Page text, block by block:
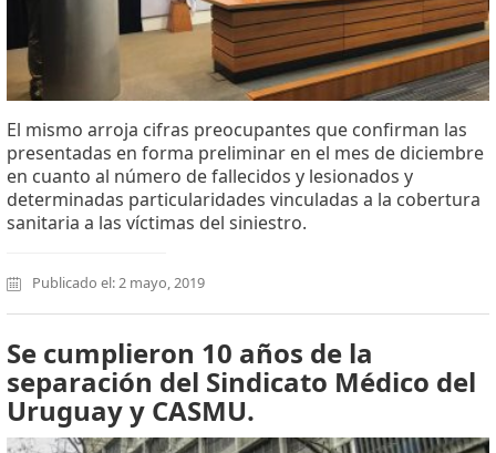
El mismo arroja cifras preocupantes que confirman las
presentadas en forma preliminar en el mes de diciembre
en cuanto al número de fallecidos y lesionados y
determinadas particularidades vinculadas a la cobertura
sanitaria a las víctimas del siniestro.
Publicado el: 2 mayo, 2019
Se cumplieron 10 años de la
separación del Sindicato Médico del
Uruguay y CASMU.